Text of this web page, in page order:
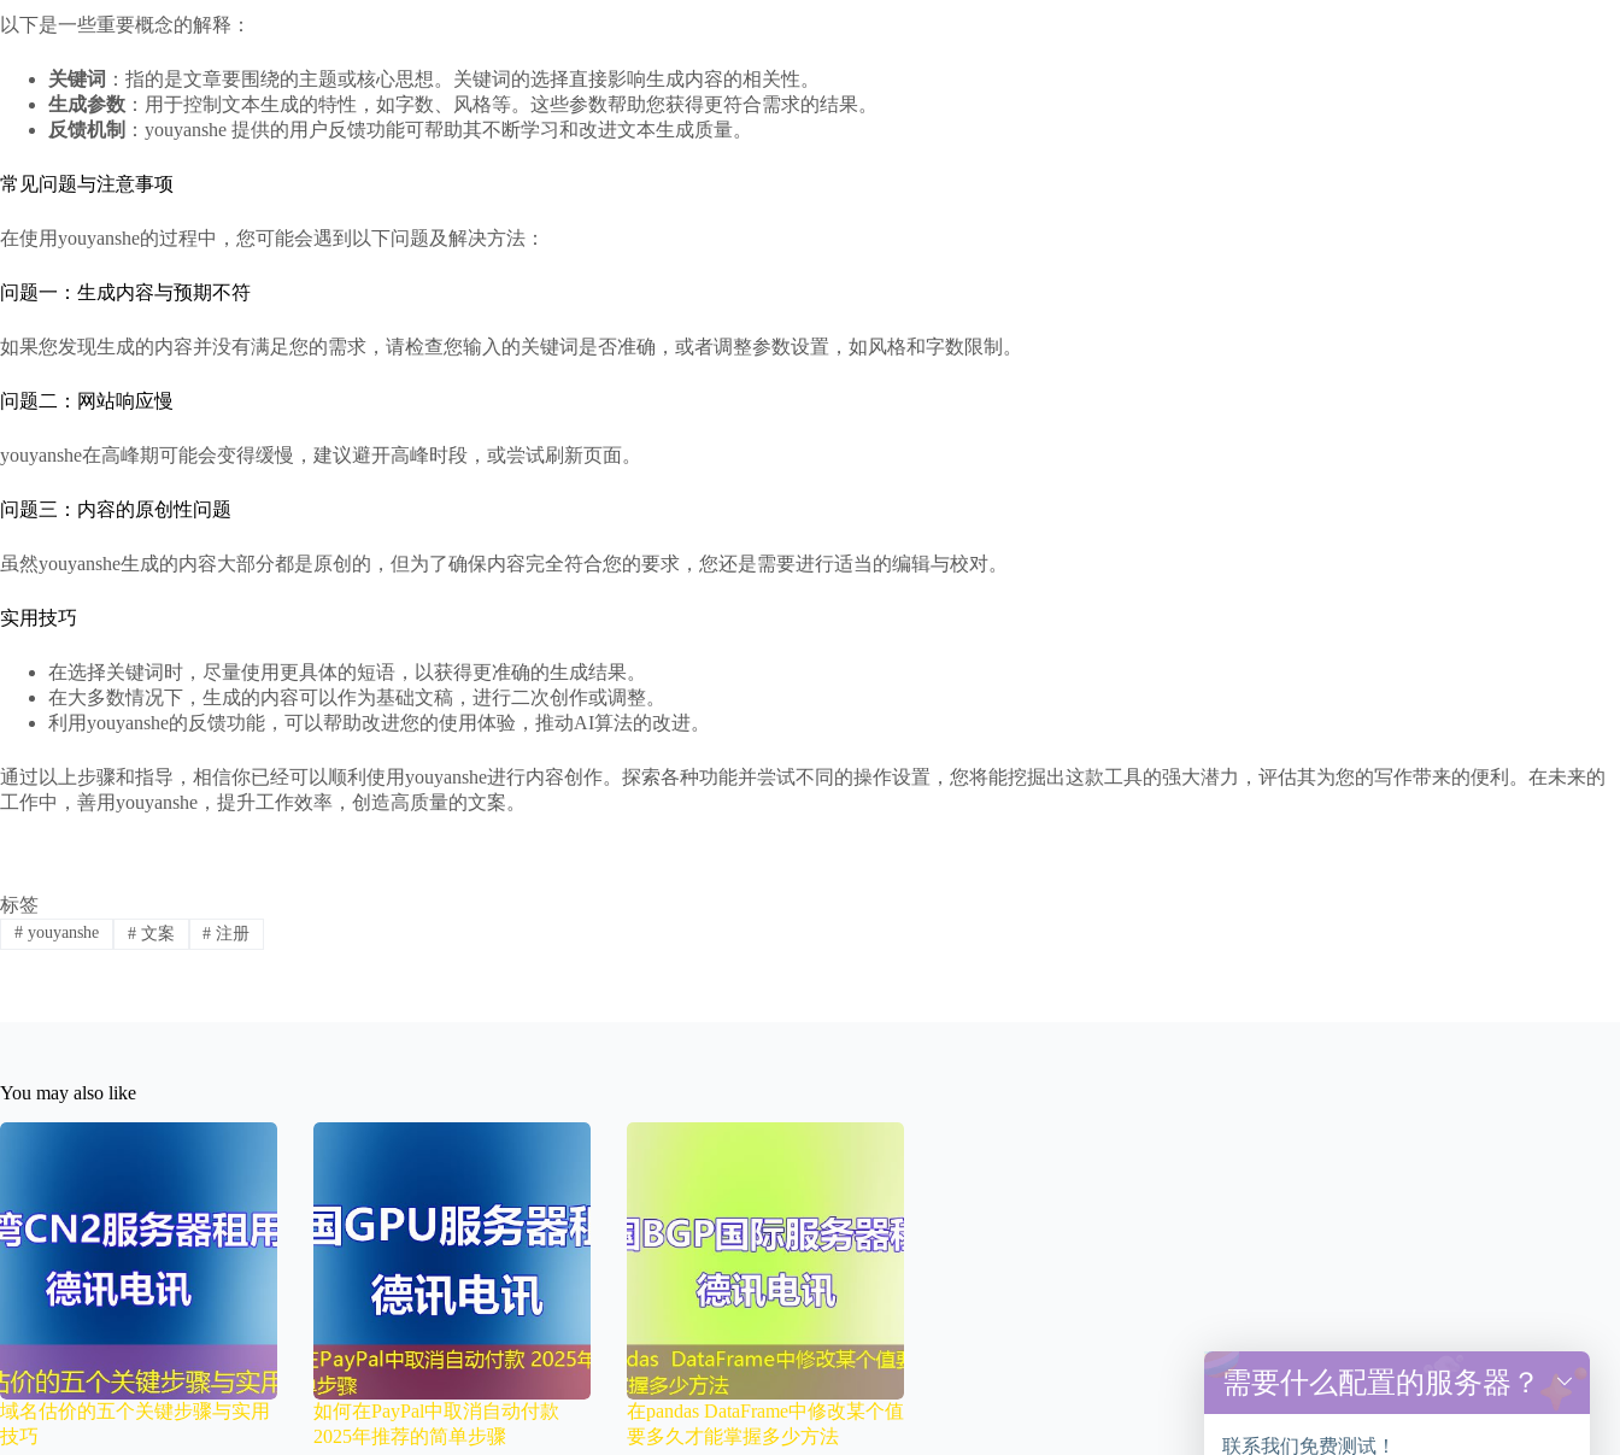
以下是一些重要概念的解释：
关键词 ：指的是文章要围绕的主题或核心思想。关键词的选择直接影响生成内容的相关性。
生成参数 ：用于控制文本生成的特性，如字数、风格等。这些参数帮助您获得更符合需求的结果。
反馈机制 ：youyanshe 提供的用户反馈功能可帮助其不断学习和改进文本生成质量。
常见问题与注意事项
在使用youyanshe的过程中，您可能会遇到以下问题及解决方法：
问题一：生成内容与预期不符
如果您发现生成的内容并没有满足您的需求，请检查您输入的关键词是否准确，或者调整参数设置，如风格和字数限制。
问题二：网站响应慢
youyanshe在高峰期可能会变得缓慢，建议避开高峰时段，或尝试刷新页面。
问题三：内容的原创性问题
虽然youyanshe生成的内容大部分都是原创的，但为了确保内容完全符合您的要求，您还是需要进行适当的编辑与校对。
实用技巧
在选择关键词时，尽量使用更具体的短语，以获得更准确的生成结果。
在大多数情况下，生成的内容可以作为基础文稿，进行二次创作或调整。
利用youyanshe的反馈功能，可以帮助改进您的使用体验，推动AI算法的改进。
通过以上步骤和指导，相信你已经可以顺利使用youyanshe进行内容创作。探索各种功能并尝试不同的操作设置，您将能挖掘出这款工具的强大潜力，评估其为您的写作带来的便利。在未来的
工作中，善用youyanshe，提升工作效率，创造高质量的文案。
标签
#youyanshe #文案 # 注册
You may also like
域名估价的五个关键步骤与实用
技巧
如何在PayPal中取消自动付款
2025年推荐的简单步骤
在pandas DataFrame中修改某个值
要多久才能掌握多少方法
t
需要什么配置的服务器？
联系我们免费测试！